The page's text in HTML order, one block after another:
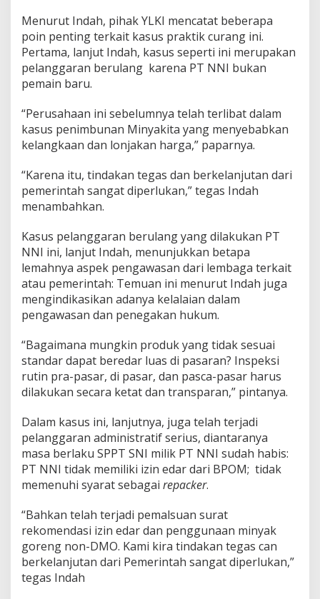
a
h
H
a
L
a
k
a
n
n
a
k
a
n
T
e
a
s
!
Menurut Indah, pihak YLKI mencatat beberapa
poin penting terkait kasus praktik curang ini.
Pertama, lanjut Indah, kasus seperti ini merupakan
pelanggaran berulang karena PT NNI bukan
pemain baru.
“Perusahaan ini sebelumnya telah terlibat dalam
kasus penimbunan Minyakita yang menyebabkan
kelangkaan dan lonjakan harga,” paparnya.
“Karena itu, tindakan tegas dan berkelanjutan dari
pemerintah sangat diperlukan,” tegas Indah
menambahkan.
Kasus pelanggaran berulang yang dilakukan PT
NNI ini, lanjut Indah, menunjukkan betapa
lemahnya aspek pengawasan dari lembaga terkait
atau pemerintah: Temuan ini menurut Indah juga
mengindikasikan adanya kelalaian dalam
pengawasan dan penegakan hukum.
“Bagaimana mungkin produk yang tidak sesuai
standar dapat beredar luas di pasaran? Inspeksi
rutin pra-pasar, di pasar, dan pasca-pasar harus
dilakukan secara ketat dan transparan,” pintanya.
Dalam kasus ini, lanjutnya, juga telah terjadi
pelanggaran administratif serius, diantaranya
masa berlaku SPPT SNI milik PT NNI sudah habis:
PT NNI tidak memiliki izin edar dari BPOM; tidak
memenuhi syarat sebagai repacker.
“Bahkan telah terjadi pemalsuan surat
rekomendasi izin edar dan penggunaan minyak
goreng non-DMO. Kami kira tindakan tegas can
berkelanjutan dari Pemerintah sangat diperlukan,”
tegas Indah